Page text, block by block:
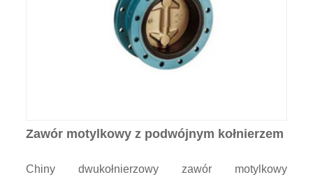
Zawór motylkowy z podwójnym kołnierzem
Chiny dwukołnierzowy zawór motylkowy